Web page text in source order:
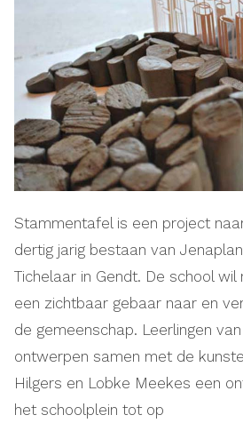
Stammentafel is een project
dertig jarig bestaan van
Tichelaar in Gendt. De school
een zichtbaar gebaar naar en
de gemeenschap. Leerlingen
ontwerpen samen met de
Hilgers en Lobke Meekes een
het schoolplein tot op